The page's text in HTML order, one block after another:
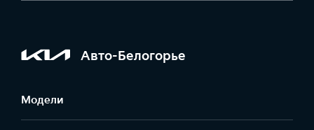
Авто-Белогорье
Модели